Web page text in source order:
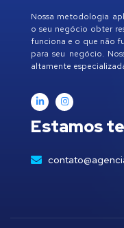
Nossa metodologia
o seu negócio obter
funciona e o que não
para seu negócio.
altamente
Estamos